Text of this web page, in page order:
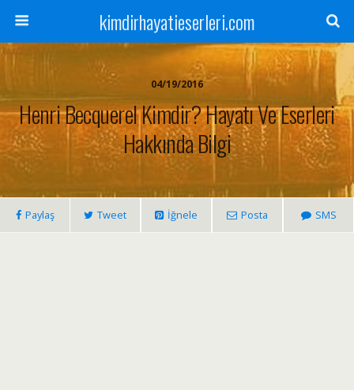
kimdirhayatieserleri.com
04/19/2016
Henri Becquerel Kimdir? Hayatı Ve Eserleri
Hakkında Bilgi
Paylaş Tweet İğnele Posta SMS